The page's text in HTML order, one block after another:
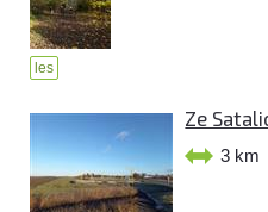
les
Ze
3 km